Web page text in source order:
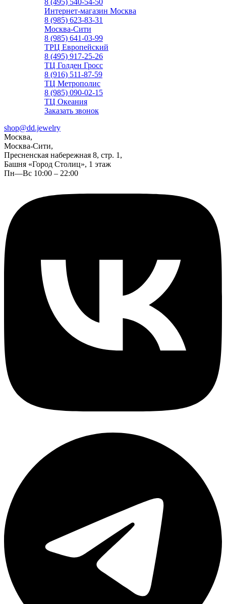
8 (495) 540-54-50
Интернет-магазин Москва
8 (985) 623-83-31
Москва-Сити
8 (985) 641-03-99
ТРЦ Европейский
8 (495) 917-25-26
ТЦ Голден Гросс
8 (916) 511-87-59
ТЦ Метрополис
8 (985) 090-02-15
ТЦ Океания
Заказать звонок
shop@dd.jewelry
Москва,
Москва-Сити,
Пресненская набережная 8, стр. 1,
Башня «Город Столиц», 1 этаж
Пн—Вс 10:00 – 22:00